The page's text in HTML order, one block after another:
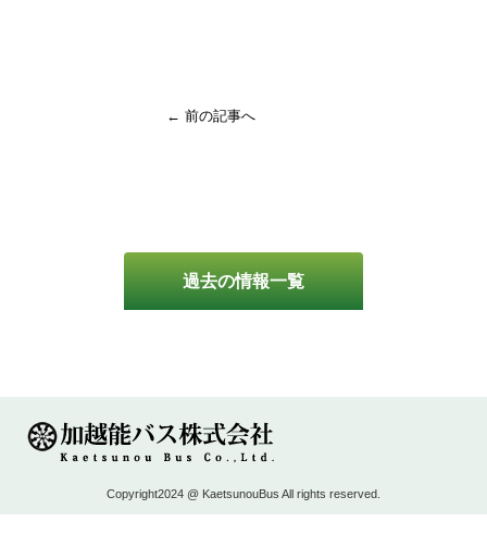
過去の情報一覧
← 前の記事へ
Copyright2024 @ KaetsunouBus All rights reserved.